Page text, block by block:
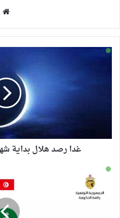
غدا رصد هلال بداية شهر